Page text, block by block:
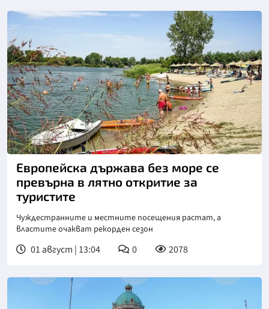
Европейска държава без море се
превърна в лятно откритие за
туристите
Чуждестранните и местните посещения растат, а
властите очакват рекорден сезон
01 август | 13:04 0 2078